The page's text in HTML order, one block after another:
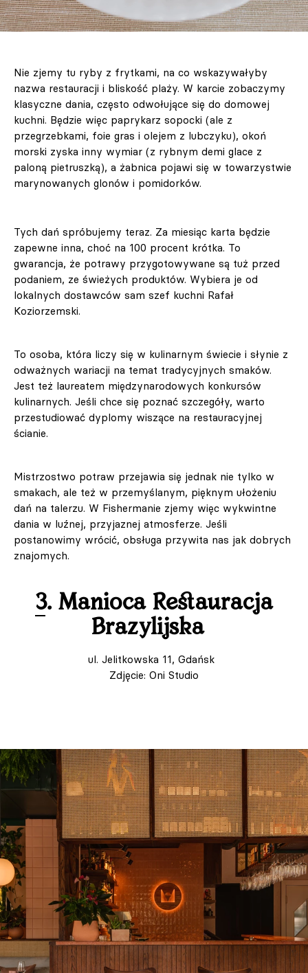
Nie zjemy tu ryby z frytkami, na co wskazywałyby
nazwa restauracji i bliskość plaży. W karcie zobaczymy
klasyczne dania, często odwołujące się do domowej
kuchni. Będzie więc paprykarz sopocki (ale z
przegrzebkami, foie gras i olejem z lubczyku), okoń
morski zyska inny wymiar (z rybnym demi glace z
paloną pietruszką), a żabnica pojawi się w towarzystwie
marynowanych glonów i pomidorków.
Tych dań spróbujemy teraz. Za miesiąc karta będzie
zapewne inna, choć na 100 procent krótka. To
gwarancja, że potrawy przygotowywane są tuż przed
podaniem, ze świeżych produktów. Wybiera je od
lokalnych dostawców sam szef kuchni Rafał
Koziorzemski.
To osoba, która liczy się w kulinarnym świecie i słynie z
odważnych wariacji na temat tradycyjnych smaków.
Jest też laureatem międzynarodowych konkursów
kulinarnych. Jeśli chce się poznać szczegóły, warto
przestudiować dyplomy wiszące na restauracyjnej
ścianie.
Mistrzostwo potraw przejawia się jednak nie tylko w
smakach, ale też w przemyślanym, pięknym ułożeniu
dań na talerzu. W Fishermanie zjemy więc wykwintne
dania w luźnej, przyjaznej atmosferze. Jeśli
postanowimy wrócić, obsługa przywita nas jak dobrych
znajomych.
3. Manioca Restauracja
Brazylijska
ul. Jelitkowska 11, Gdańsk
Zdjęcie: Oni Studio